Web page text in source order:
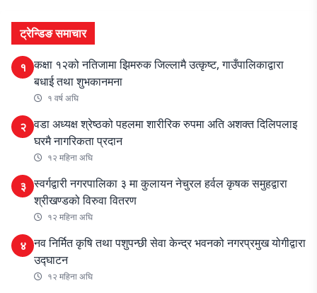
ट्रेन्डिङ समाचार
१ कक्षा १२को नतिजामा झिमरुक जिल्लामै उत्कृष्ट, गाउँपालिकाद्वारा
बधाई तथा शुभकानमना
१ वर्ष अघि
२ वडा अध्यक्ष श्रेष्ठको पहलमा शारीरिक रुपमा अति अशक्त दिलिपलाइ
घरमै नागरिकता प्रदान
१२ महिना अघि
३ स्वर्गद्वारी नगरपालिका ३ मा कुलायन नेचुरल हर्वल कृषक समुहद्वारा
श्रीखण्डको विरुवा वितरण
१२ महिना अघि
४ नव निर्मित कृषि तथा पशुपन्छी सेवा केन्द्र भवनको नगरप्रमुख योगीद्वारा
उद्घाटन
१२ महिना अघि